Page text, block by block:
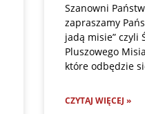
Szanowni
zapraszamy
jadą misie” czyli
Pluszowego
które odbędzie
CZYTAJ WIĘCEJ »